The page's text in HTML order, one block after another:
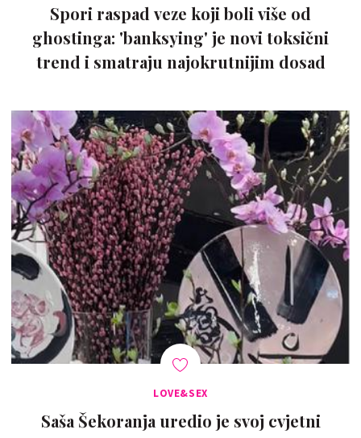
Spori raspad veze koji boli više od
ghostinga: 'banksying' je novi toksični
trend i smatraju najokrutnijim dosad
LOVE&SEX
Saša Šekoranja uredio je svoj cvjetni